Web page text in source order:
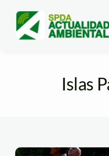
content
Islas